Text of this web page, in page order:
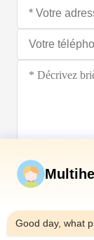
Good day, what